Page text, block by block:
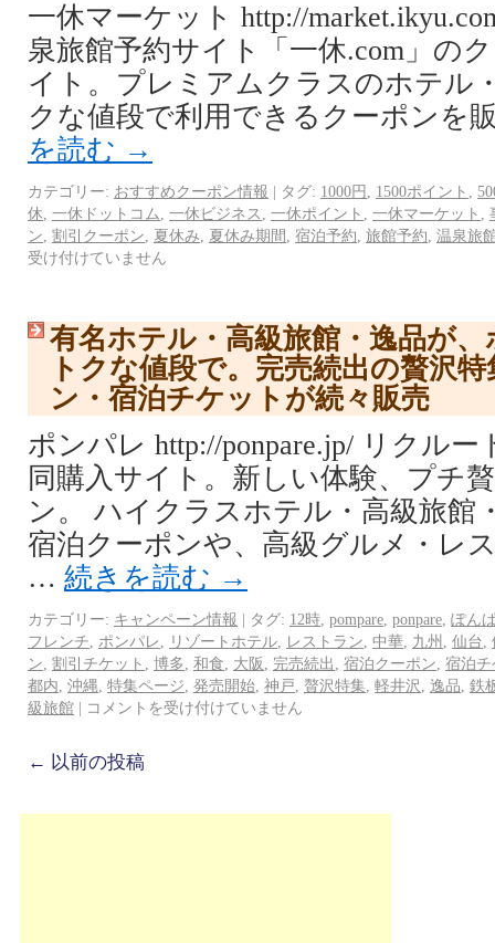
一休マーケット http://
泉旅館予約サイト「一休.com」の
イト。プレミアムクラスのホテル
クな値段で利用できるクーポンを
を読む →
カテゴリー: おすすめクーポン情報 | タグ: 1000円 1500ポイント
休 一休ドットコム 一休ビジネス 一休ポイント 一休マーケット
ン 割引クーポン 夏休み 夏休み期間 宿泊予約 旅館予約 温泉旅
受け付けていません
有名ホテル・高級旅館・逸品が
トクな値段で。完売続出の贅沢
ン・宿泊チケットが続々販売
ポンパレ http://ponpare.jp/ リクル
同購入サイト。新しい体験、プチ
ン。 ハイクラスホテル・高級旅館
宿泊クーポンや、高級グルメ・レ
… 続きを読む →
カテゴリー: キャンペーン情報 | タグ: 12時 pompare ponpare ぽん
フレンチ
ポンパレ リゾートホテル レストラン 中華 九州 仙台
ン 割引チケット 博多 和食 大阪 完売続出 宿泊クーポン 宿泊
都内 沖縄 特集ページ 発売開始 神戸 贅沢特集 軽井沢 逸品 鉄
級旅館 | コメントを受け付けていません
← 以前の投稿